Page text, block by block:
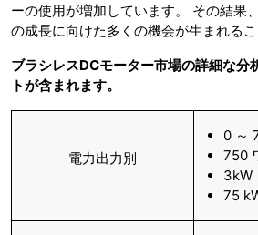
ーの使用が増加しています。 その結果
の成長に向けた多くの機会が生まれるこ
ブラシレスDCモーター市場の詳細な分
トが含まれます。
電力出力別
0 ～
750
3kW
75